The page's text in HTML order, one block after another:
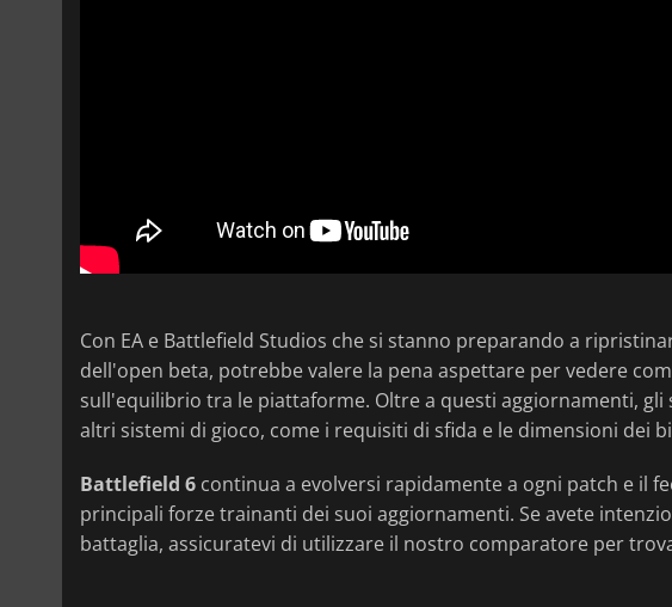
Con EA e Battlefield Studios che si stanno preparando a
dell'open beta, potrebbe valere la pena aspettare per vedere
sull'equilibrio tra le piattaforme. Oltre a questi aggiornamenti,
altri sistemi di gioco, come i requisiti di sfida e le dimensioni dei
Battlefield 6 continua a evolversi rapidamente a ogni patch e il
principali forze trainanti dei suoi aggiornamenti. Se avete
battaglia, assicuratevi di utilizzare il nostro comparatore per